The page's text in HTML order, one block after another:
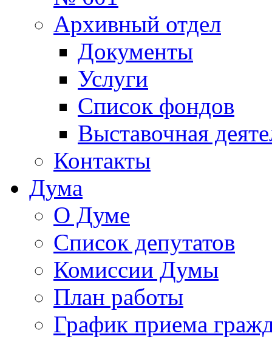
Архивный отдел
Документы
Услуги
Список фондов
Выставочная
Контакты
Дума
О Думе
Список депутатов
Комиссии Думы
План работы
График приема